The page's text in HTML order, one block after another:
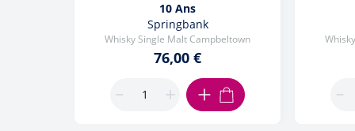
10 Ans
Springbank
Whisky Single Malt Campbeltown
76,00 €
AJOUTER AU PANIER